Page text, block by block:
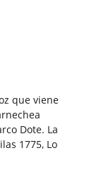
que viene
Dote. La
1775, Lo